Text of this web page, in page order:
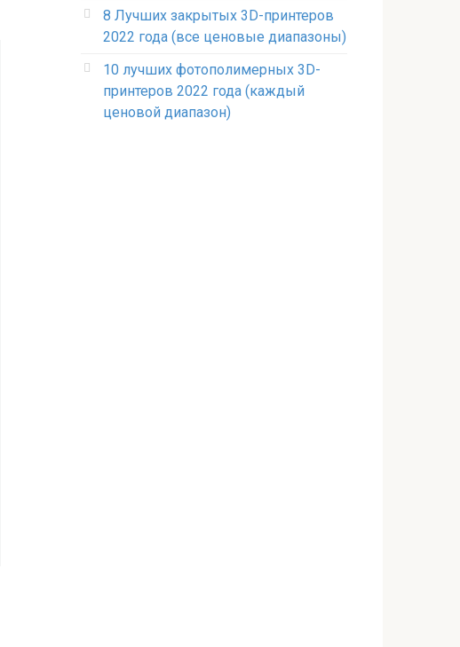
8 Лучших закрытых 3D-принтеров
2022 года (все ценовые диапазоны)
10 лучших фотополимерных 3D-
принтеров 2022 года (каждый
ценовой диапазон)